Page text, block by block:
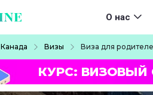
Main navigation
О нас
Канада Визы Виза для
КУРС: ВИЗОВЫЙ